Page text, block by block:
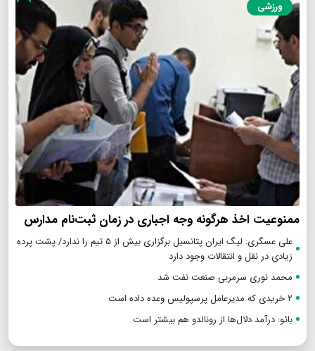
ورزشی
ممنوعیت اخذ هرگونه وجه اجباری در زمان ثبت‌نام مدارس
علی عسگری: لیگ ایران پتانسیل برگزاری بیش از ۵ تیم را ندارد/ پشت پرده
زیادی در نقل و انتقالات وجود دارد
محمد نوری سرمربی صنعت نفت شد
۲ خریدی که مدیرعامل پرسپولیس وعده داده است
بائو: درآمد دلال‌ها از رونالدو هم بیشتر است